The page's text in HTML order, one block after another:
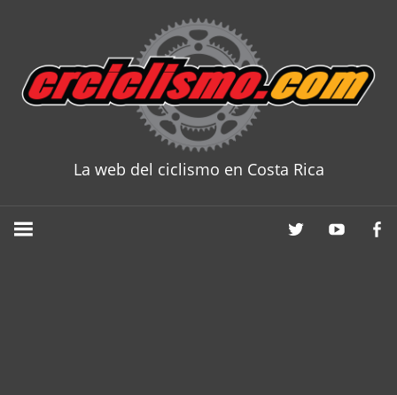
content
La web del ciclismo en Costa Rica